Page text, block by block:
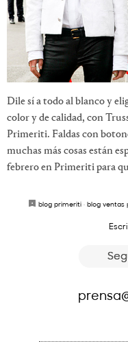
Dile sí a todo al blanco y
color y de calidad, con
Primeriti. Faldas con
muchas más cosas están
febrero en Primeriti para
blog primeriti· blog ventas